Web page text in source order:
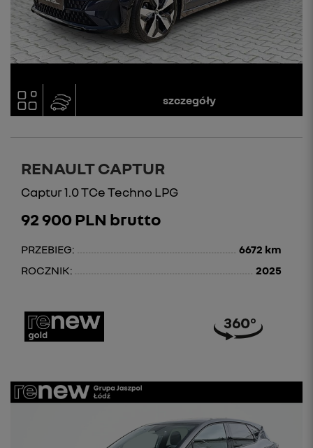
szczegóły
RENAULT CAPTUR
Captur 1.0 TCe Techno LPG
92 900 PLN brutto
PRZEBIEG:
6672 km
ROCZNIK:
2025